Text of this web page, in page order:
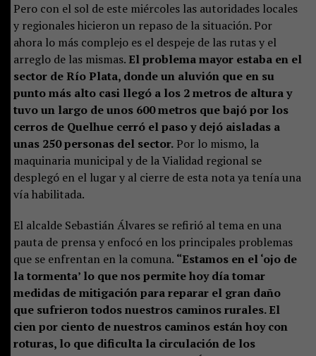
Pero con el sol de este miércoles las autoridades locales
y regionales hicieron un repaso de la situación. Por
ahora lo más complejo es el despeje de las rutas y el
arreglo de las mismas. El problema mayor estaba en el
sector de Río Plata, donde un aluvión que en su
punto más alto casi llegó a los 2 metros de altura y
tuvo un largo de unos 600 metros que bajó por los
cerros de Quelhue cerró el paso y dejó aisladas a
unas 250 personas del sector.Por lo mismo, la
maquinaria municipal y de la Vialidad regional se
desplegó en el lugar y al cierre de esta nota ya tenía una
vía habilitada.
El alcalde Sebastián Álvares se refirió al tema en una
pauta de prensa y enfocó en los principales problemas
que se enfrentan en la comuna. “Estamos en el ‘ojo de
la tormenta’ lo que nos permite hoy día tomar
medidas de mitigación para reparar el gran daño
que sufrieron todos nuestros caminos rurales. El
cien por ciento de nuestros caminos están hoy con
roturas, lo que dificulta la circulación de los